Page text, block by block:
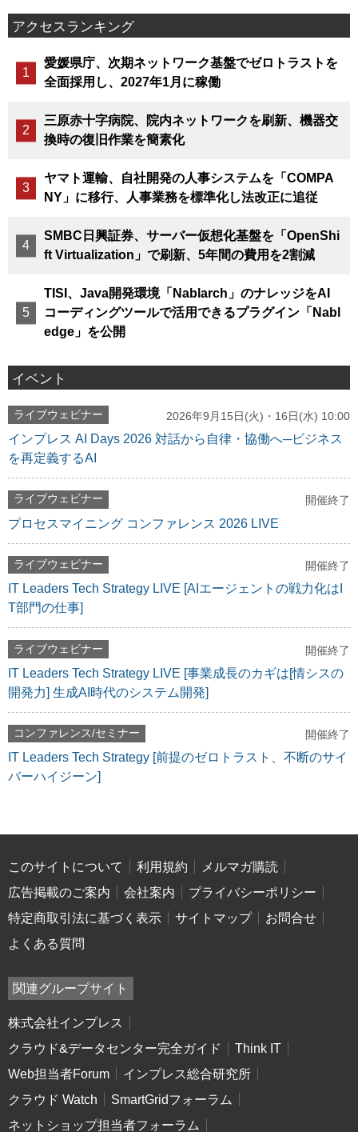
アクセスランキング
愛媛県庁、次期ネットワーク基盤でゼロトラストを
全面採用し、2027年1月に稼働
三原赤十字病院、院内ネットワークを刷新、機器交
換時の復旧作業を簡素化
ヤマト運輸、自社開発の人事システムを「COMPA
NY」に移行、人事業務を標準化し法改正に追従
SMBC日興証券、サーバー仮想化基盤を「OpenShi
ft Virtualization」で刷新、5年間の費用を2割減
TISI、Java開発環境「Nablarch」のナレッジをAI
コーディングツールで活用できるプラグイン「Nabl
edge」を公開
イベント
ライブウェビナー 2026年9月15日(火)・16日(水) 10:00
インプレス AI Days 2026 対話から自律・協働へ─ビジネス
を再定義するAI
ライブウェビナー 開催終了
プロセスマイニング コンファレンス 2026 LIVE
ライブウェビナー 開催終了
IT Leaders Tech Strategy LIVE [AIエージェントの戦力化はI
T部門の仕事]
ライブウェビナー 開催終了
IT Leaders Tech Strategy LIVE [事業成長のカギは[情シスの
開発力] 生成AI時代のシステム開発]
コンファレンス/セミナー 開催終了
IT Leaders Tech Strategy [前提のゼロトラスト、不断のサイ
バーハイジーン]
このサイトについて 利用規約
メルマガ購読
広告掲載のご案内
会社案内
プライバシーポリシー
特定商取引法に基づく表示
サイトマップ
お問合せ
よくある質問
関連グループサイト
株式会社インプレス
クラウド&データセンター完全ガイド
Think IT
Web担当者Forum
インプレス総合研究所
クラウド Watch
SmartGridフォーラム
ネットショップ担当者フォーラム